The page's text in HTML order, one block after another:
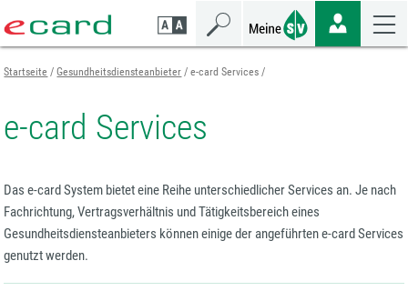
Seiteninhalt
springen
Navigation
springen
Mobilen
Navigation
springen
Startseite Gesundheitsdiensteanbieter e-card Services
e-card Services
Das e-card System bietet eine Reihe unterschiedlicher Services an. Je nach
Fachrichtung, Vertragsverhältnis und Tätigkeitsbereich eines
Gesundheitsdiensteanbieters können einige der angeführten e-card Services
genutzt werden.